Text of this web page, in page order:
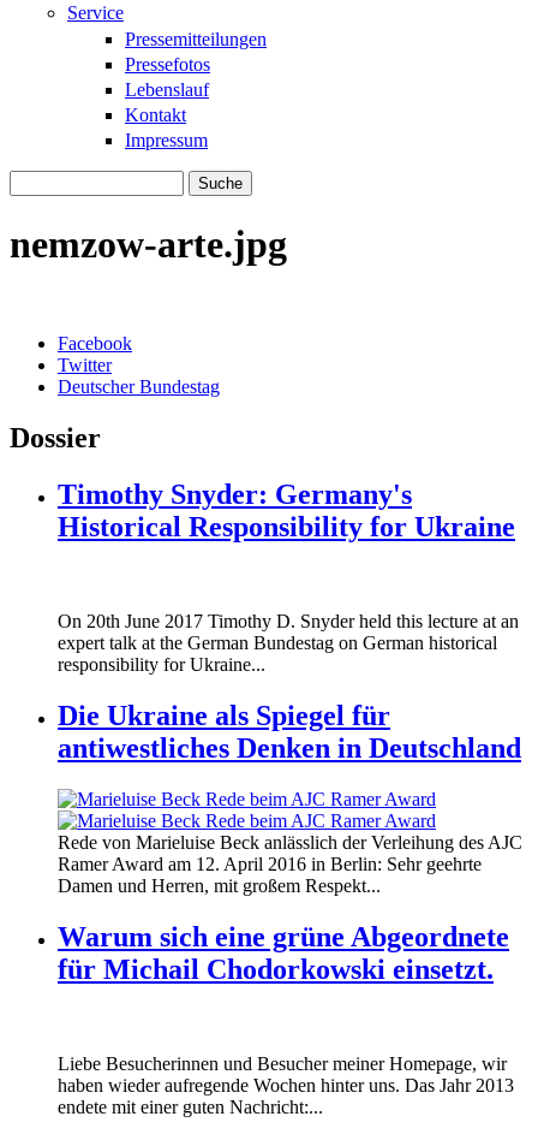
Service
Pressemitteilungen
Pressefotos
Lebenslauf
Kontakt
Impressum
nemzow-arte.jpg
Facebook
Twitter
Deutscher Bundestag
Dossier
Timothy Snyder: Germany's
Historical Responsibility for Ukraine
On 20th June 2017 Timothy D. Snyder held this lecture at an
expert talk at the German Bundestag on German historical
responsibility for Ukraine...
Die Ukraine als Spiegel für
antiwestliches Denken in Deutschland
160412_ramer_award.jpg
160412_ramer_award.jpg
Rede von Marieluise Beck anlässlich der Verleihung des AJC
Ramer Award am 12. April 2016 in Berlin: Sehr geehrte
Damen und Herren, mit großem Respekt...
Warum sich eine grüne Abgeordnete
für Michail Chodorkowski einsetzt.
Liebe Besucherinnen und Besucher meiner Homepage, wir
haben wieder aufregende Wochen hinter uns. Das Jahr 2013
endete mit einer guten Nachricht:...